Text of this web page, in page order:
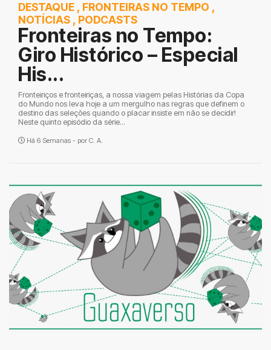
DESTAQUE , FRONTEIRAS NO TEMPO ,
NOTÍCIAS , PODCASTS
Fronteiras no Tempo:
Giro Histórico – Especial
His...
Fronteiriços e fronteiriças, a nossa viagem pelas Histórias da Copa
do Mundo nos leva hoje a um mergulho nas regras que definem o
destino das seleções quando o placar insiste em não se decidir!
Neste quinto episódio da série...
Há 6 Semanas - por C. A.